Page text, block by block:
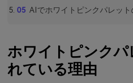
AIでホワイトピンクパレッ
ホワイトピンク
れている理由